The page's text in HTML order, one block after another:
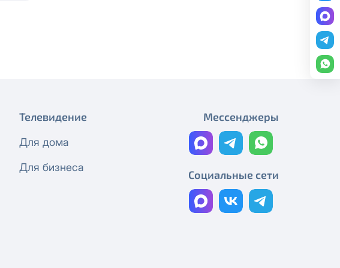
Технические работы Смотрёшка
Технические работы Смотрёшка
Технические работы Смотрёшка
Технические работы Смотрёшка
Технические работы Смотрёшка
Телевидение
Для дома
Для бизнеса
Мессенджеры
Социальные сети